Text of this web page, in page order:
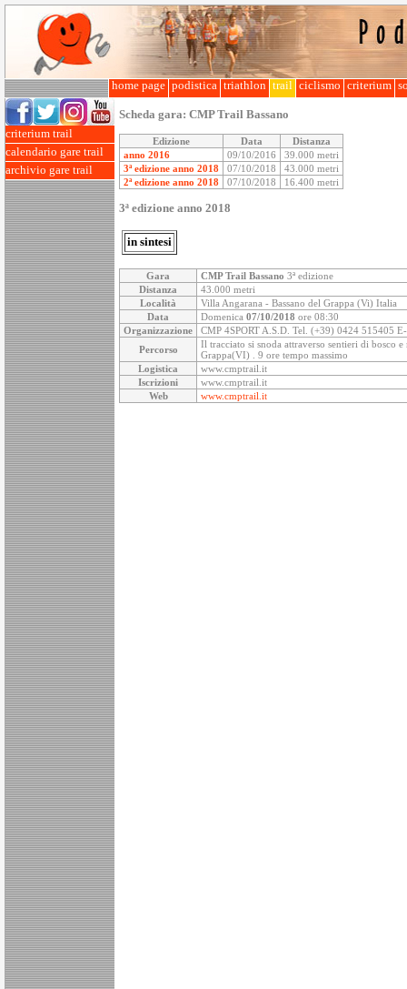
home page podistica triathlon trail ciclismo criterium
criterium trail
calendario gare trail
archivio gare trail
Scheda gara: CMP Trail Bassano
Edizione Data
Distanza
anno 2016
09/10/2016
39.000 metri
3ª edizione anno 2018
07/10/2018
43.000 metri
2ª edizione anno 2018
07/10/2018 16.400 metri
3ª edizione anno 2018
in sintesi
Gara CMP Trail Bassano 3ª edizione
Distanza
43.000 metri
Località
Villa Angarana - Bassano del Grappa (Vi) Italia
Data
Domenica 07/10/2018 ore 08:30
Organizzazione
CMP 4SPORT A.S.D. Tel. (+39) 0424 515405
Percorso
Il tracciato si snoda attraverso sentieri di bosco
Grappa(VI) . 9 ore tempo massimo
Logistica
www.cmptrail.it
Iscrizioni
www.cmptrail.it
Web
www.cmptrail.it